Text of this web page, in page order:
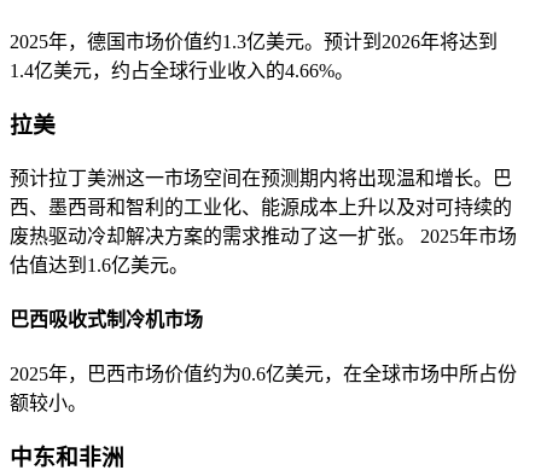
2025年，德国市场价值约1.3亿美元。预计到2026年将达到
1.4亿美元，约占全球行业收入的4.66%。
拉美
预计拉丁美洲这一市场空间在预测期内将出现温和增长。巴
西、墨西哥和智利的工业化、能源成本上升以及对可持续的
废热驱动冷却解决方案的需求推动了这一扩张。 2025年市场
估值达到1.6亿美元。
巴西吸收式制冷机市场
2025年，巴西市场价值约为0.6亿美元，在全球市场中所占份
额较小。
中东和非洲